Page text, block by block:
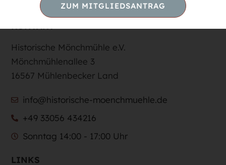
LINKS
KONTAKT
Historische Mönchmühle e.V.
Mönchmühlenallee 3
16567 Mühlenbecker Land
info@historische-moenchmuehle.de
+49 33056 434216
Sonntag 14:00 - 17:00 Uhr
ZUM MITGLIEDSANTRAG